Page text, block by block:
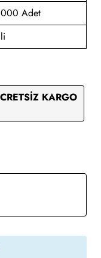
Adet
KARGO